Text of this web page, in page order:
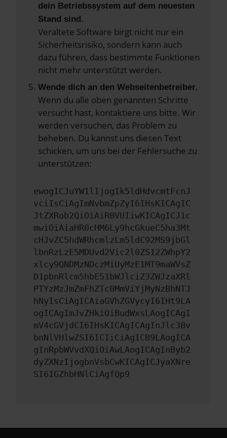
dein Betriebssystem auf dem neuesten
Stand sind.
Veraltete Software birgt nicht nur ein
Sicherheitsrisiko, sondern kann auch
dazu führen, dass bestimmte Funktionen
nicht mehr unterstützt werden.
Wende dich an den Webseitenbetreiber.
Wenn du alle oben genannten Schritte
versucht hast, kontaktiere uns bitte. Wir
werden versuchen, das Problem zu
beheben. Du kannst uns diesen Text
schicken, um uns bei der Fehlersuche zu
unterstützen:
ewogICJuYW1lIjogIk5ldHdvcmtFcnJ
vciIsCiAgImNvbmZpZyI6IHsKICAgIC
JtZXRob2QiOiAiR0VUIiwKICAgICJ1c
mwiOiAiaHR0cHM6Ly9hcGkueC5ha3Mt
cHJvZC5hdWRhcmlzLm5ldC92MS9jbGl
lbnRzLzE5MDUvd2Vic2l0ZS12ZWhpY2
xlcy9QNDMzNDczMiUyMzE1MT9maWVsZ
D1pbnRlcm5hbE51bWJlciZ3ZWJzaXRl
PTYzMzJmZmFhZTc0MmViYjMyNzBhNTJ
hNyIsCiAgICAiaGVhZGVycyI6IHt9LA
ogICAgImJvZHkiOiBudWxsLAogICAgI
mV4cGVjdCI6IHsKICAgICAgInJlc3Bv
bnNlVHlwZSI6ICIiCiAgICB9LAogICA
gInRpbWVvdXQiOiAwLAogICAgInByb2
dyZXNzIjogbnVsbCwKICAgICJyaXNre
SI6IGZhbHNlCiAgfQp9